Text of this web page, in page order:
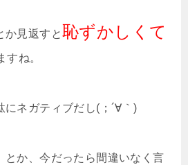
か見返すと恥ずかしくて
すね。
にネガティブだし(；´∀｀)
とか、今だったら間違いなく言